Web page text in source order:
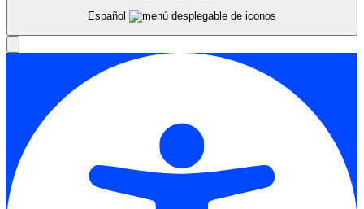
Español